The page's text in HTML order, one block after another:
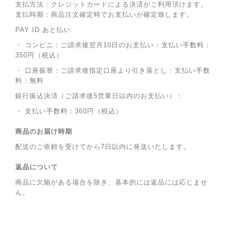
支払方法：クレジットカードによる決済がご利用頂けます。
支払時期：商品注文確定時でお支払いが確定致します。
PAY ID あと払い:
・ コンビニ：ご請求後翌月10日のお支払い：支払い手数料：
350円（税込）
・ 口座振替：ご請求後指定口座より引き落とし：支払い手数
料：無料
銀行振込決済（ご請求後5営業日以内のお支払い）：
・ 支払い手数料：360円（税込）
商品のお届け時期
配送のご依頼を受けてから7日以内に発送いたします。
返品について
商品に欠陥がある場合を除き、基本的には返品には応じませ
ん。